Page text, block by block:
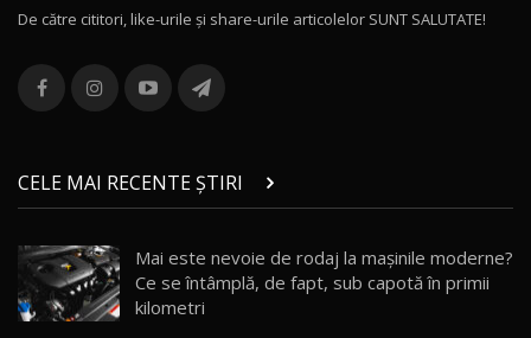
13
combină aventura cu luxul / AutoBlog.MD
36:08
chinez care face lumea să se întoarcă după el
/ AutoBlog.MD
17:27
15 14:37
De către cititori, like-urile şi share-urile articolelor SUNT SALUTATE!
CELE MAI RECENTE ȘTIRI
Mai este nevoie de rodaj la mașinile moderne?
Ce se întâmplă, de fapt, sub capotă în primii
kilometri